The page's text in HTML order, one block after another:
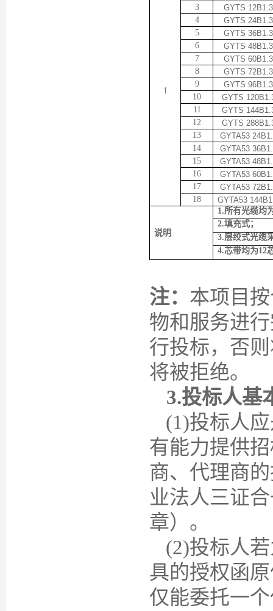
1
3
GYTS 12B1.3
4
GYTS 24B1.3
5
GYTS 36B1.3
6
GYTS 48B1.3
7
GYTS 60B1.3
8
GYTS 72B1.3
9
GYTS 96B1.3
10
GYTS
11
GYTS
12
GYTS
13
GYTA53
14
GYTA53
15
GYTA53
16
GYTA53
17
GYTA53
18
GYTA53
说明
1.所有光缆均
2.填充式；
3.层绞式光缆
4.芯带均为12
注： 本项目
物和服务进
行投标，否
将被拒绝。
3.投标人基
(1)投标人
有能力提供
商、代理商
业法人三证
章）。
(2)投标人
具的授权函
仅能委托一